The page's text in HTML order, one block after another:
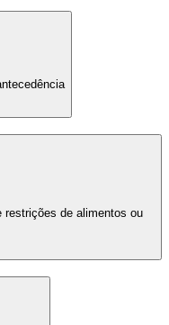
restrições de alimentos ou